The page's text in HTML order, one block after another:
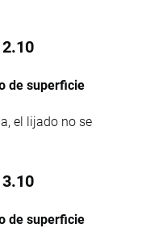
de superficie
el lijado no se
de superficie